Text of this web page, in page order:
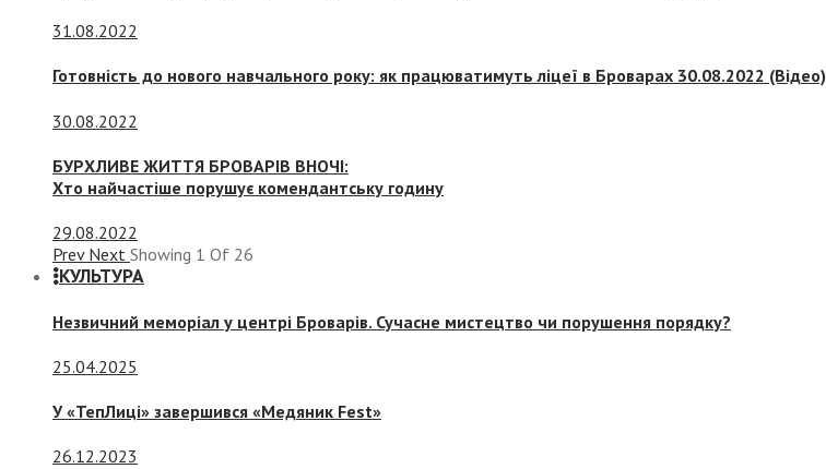
31.08.2022
Готовність до нового навчального року: як працюватимуть ліцеї в Броварах 30.08.2022 (Відео)
30.08.2022
БУРХЛИВЕ ЖИТТЯ БРОВАРІВ ВНОЧІ:
Хто найчастіше порушує комендантську годину
29.08.2022
Prev Next Showing 1 Of 26
КУЛЬТУРА
Незвичний меморіал у центрі Броварів. Сучасне мистецтво чи порушення порядку?
25.04.2025
У «ТепЛиці» завершився «Медяник Fest»
26.12.2023